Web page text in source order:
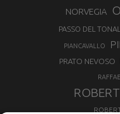
NORVEGIA
PASSO DEL
PIANCAVALLO
PRATO NEVOSO